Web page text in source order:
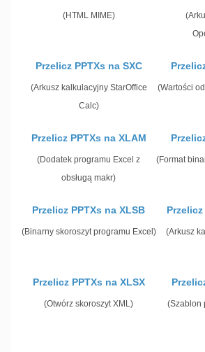
(HTML MIME)
Przelicz PPTXs na SXC
(Arkusz kalkulacyjny StarOffice
Calc)
(Wartości
Przelicz PPTXs na XLAM
(Dodatek programu Excel z
obsługą makr)
(Format
Przelicz PPTXs na XLSB
(Binarny skoroszyt programu Excel)
Przelicz
(Arkusz
Przelicz PPTXs na XLSX
(Otwórz skoroszyt XML)
(Szablon